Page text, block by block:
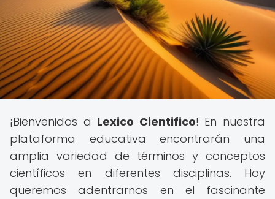
¡Bienvenidos a Lexico Cientifico! En nuestra
plataforma educativa encontrarán una
amplia variedad de términos y conceptos
científicos en diferentes disciplinas. Hoy
queremos adentrarnos en el fascinante